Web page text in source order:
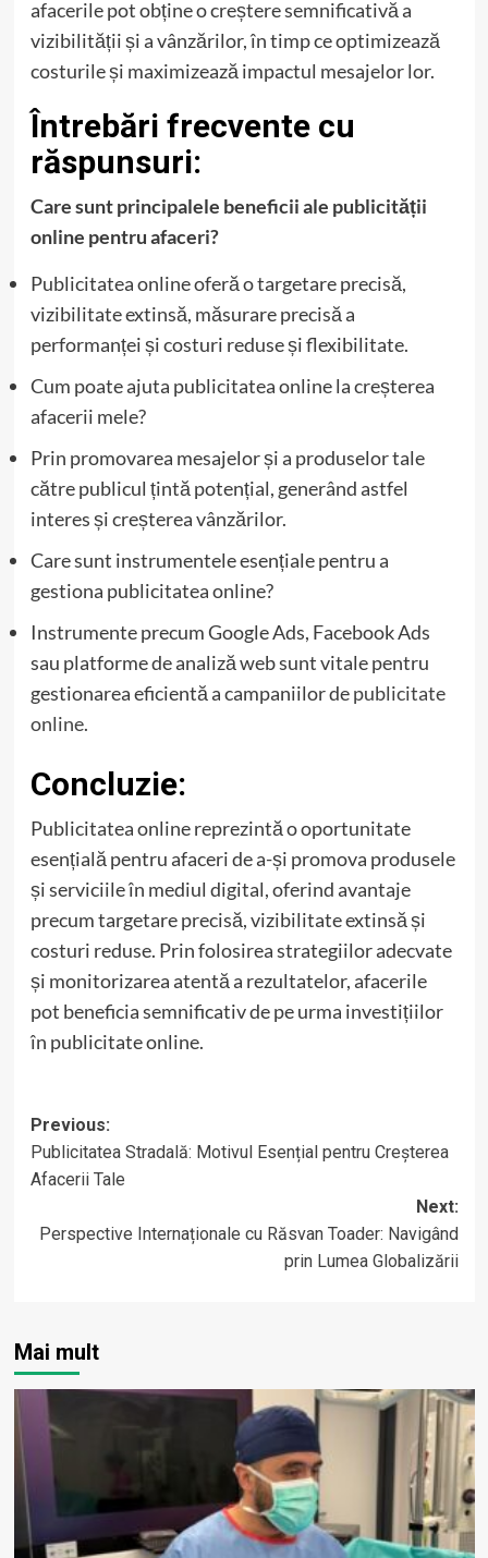
afacerile pot obține o creștere semnificativă a
vizibilității și a vânzărilor, în timp ce optimizează
costurile și maximizează impactul mesajelor lor.
Întrebări frecvente cu
răspunsuri:
Care sunt principalele beneficii ale publicității
online pentru afaceri?
Publicitatea online oferă o targetare precisă,
vizibilitate extinsă, măsurare precisă a
performanței și costuri reduse și flexibilitate.
Cum poate ajuta publicitatea online la creșterea
afacerii mele?
Prin promovarea mesajelor și a produselor tale
către publicul țintă potențial, generând astfel
interes și creșterea vânzărilor.
Care sunt instrumentele esențiale pentru a
gestiona publicitatea online?
Instrumente precum Google Ads, Facebook Ads
sau platforme de analiză web sunt vitale pentru
gestionarea eficientă a campaniilor depublicitate
online.
Concluzie:
Publicitatea online reprezintă o oportunitate
esențială pentru afaceri de a-și promova produsele
și serviciile în mediul digital, oferind avantaje
precum targetare precisă, vizibilitate extinsă și
costuri reduse. Prin folosirea strategiilor adecvate
și monitorizarea atentă a rezultatelor, afacerile
pot beneficia semnificativ de pe urma investițiilor
în publicitate online.
Post
navigation
Previous:
Publicitatea Stradală: Motivul Esențial pentru Creșterea
Afacerii Tale
Next:
Perspective Internaționale cu Răsvan Toader: Navigând
prin Lumea Globalizării
Mai mult